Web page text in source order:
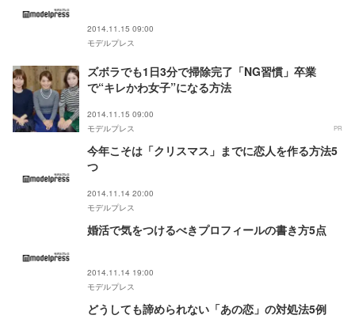
2014.11.15 09:00
モデルプレス
ズボラでも1日3分で掃除完了「NG習慣」卒業
で“キレかわ女子”になる方法
2014.11.15 09:00
モデルプレス
PR
今年こそは「クリスマス」までに恋人を作る方法5
つ
2014.11.14 20:00
モデルプレス
婚活で気をつけるべきプロフィールの書き方5点
2014.11.14 19:00
モデルプレス
どうしても諦められない「あの恋」の対処法5例